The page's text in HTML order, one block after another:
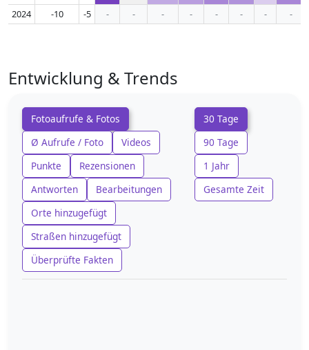
2024
-10 -5 - - - - - - - -
Entwicklung & Trends
Fotoaufrufe & Fotos
Ø Aufrufe / Foto
Videos
Punkte
Rezensionen
Antworten
Bearbeitungen
Orte hinzugefügt
Straßen hinzugefügt
Überprüfte Fakten
30 Tage
90 Tage
1 Jahr
Gesamte Zeit